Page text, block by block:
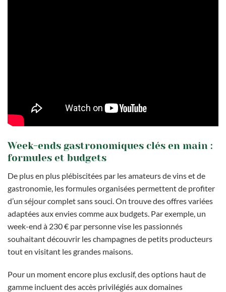
Week-ends gastronomiques clés en main :
formules et budgets
De plus en plus plébiscitées par les amateurs de vins et de
gastronomie, les formules organisées permettent de profiter
d’un séjour complet sans souci. On trouve des offres variées
adaptées aux envies comme aux budgets. Par exemple, un
week-end à 230 € par personne vise les passionnés
souhaitant découvrir les champagnes de petits producteurs
tout en visitant les grandes maisons.
Pour un moment encore plus exclusif, des options haut de
gamme incluent des accès privilégiés aux domaines